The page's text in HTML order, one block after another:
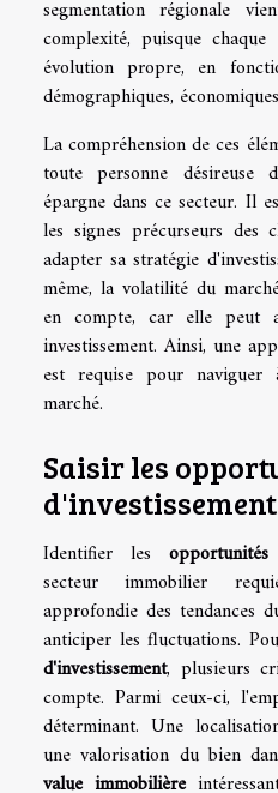
segmentation régionale
complexité, puisque
évolution propre, en
démographiques,
La compréhension de ces
toute personne désireuse
épargne dans ce secteur. Il
les signes précurseurs des
adapter sa stratégie
même, la volatilité du
en compte, car elle peut
investissement. Ainsi, une
est requise pour
marché.
Saisir les
d'investissement
Identifier les opportunités
secteur immobilier
approfondie des tendances
anticiper les fluctuations.
d'investissement, plusieurs
compte. Parmi ceux-ci,
déterminant. Une
une valorisation du bien
value immobilière